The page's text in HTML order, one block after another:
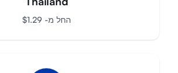
החל מ-$
1.29